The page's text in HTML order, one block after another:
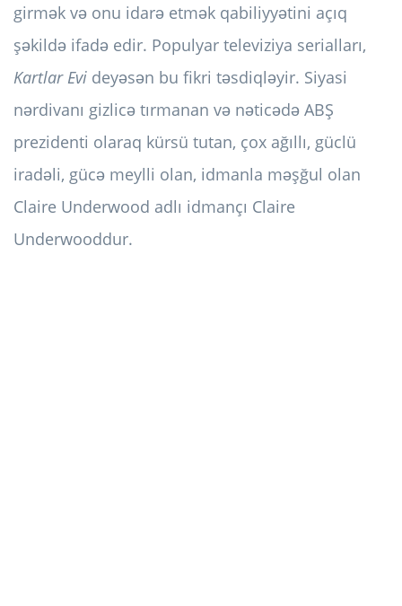
girmək və onu idarə etmək qabiliyyətini açıq
şəkildə ifadə edir. Populyar televiziya serialları,
Kartlar Evi deyəsən bu fikri təsdiqləyir. Siyasi
nərdivanı gizlicə tırmanan və nəticədə ABŞ
prezidenti olaraq kürsü tutan, çox ağıllı, güclü
iradəli, gücə meylli olan, idmanla məşğul olan
Claire Underwood adlı idmançı Claire
Underwooddur.